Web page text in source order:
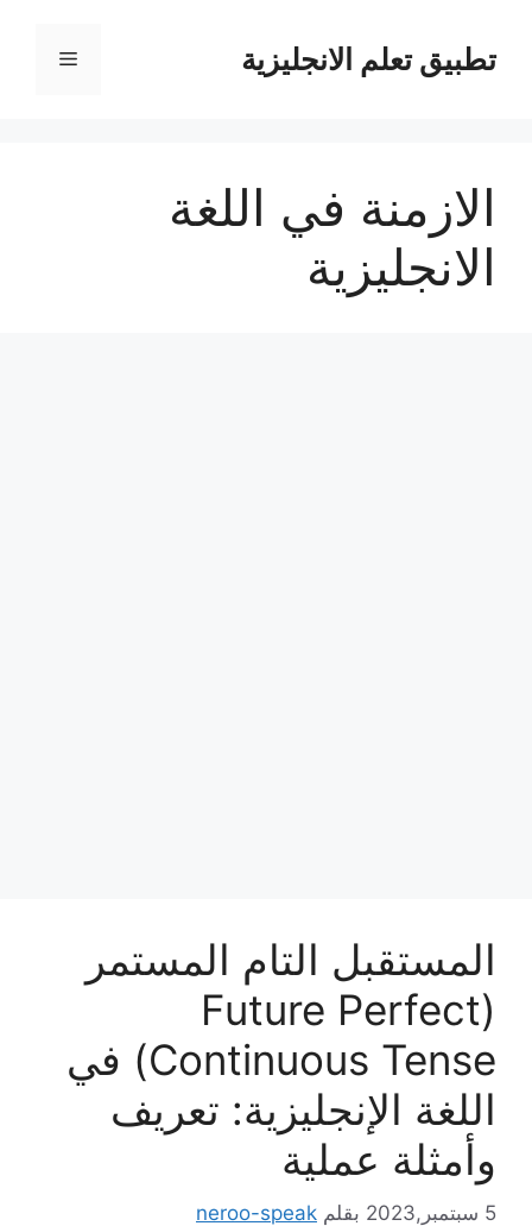
المحتوىتطبيق تعلم الانجليزية القائمة
الازمنة في اللغة
الانجليزية
المستقبل التام المستمر
(Future Perfect
Continuous Tense) في
اللغة الإنجليزية: تعريف
وأمثلة عملية
5 سبتمبر,2023 بقلم neroo-speak